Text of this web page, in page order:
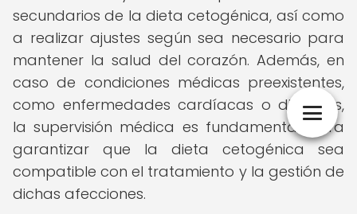
secundarios de la dieta cetogénica, así como
a realizar ajustes según sea necesario para
mantener la salud del corazón. Además, en
caso de condiciones médicas preexistentes,
como enfermedades cardíacas o diabetes,
la supervisión médica es fundamental para
garantizar que la dieta cetogénica sea
compatible con el tratamiento y la gestión de
dichas afecciones.